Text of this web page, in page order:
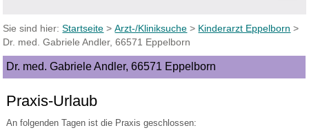
Sie sind hier:Startseite >Arzt-/Kliniksuche > Kinderarzt Eppelborn >
Dr. med. Gabriele Andler, 66571 Eppelborn
Dr. med. Gabriele Andler, 66571 Eppelborn
Praxis-Urlaub
An folgenden Tagen ist die Praxis geschlossen: